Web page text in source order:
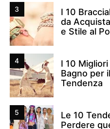
3
I 10
da
e Stile al
4
I 10
Bagno per
Tendenza
5
Le 10
Perdere